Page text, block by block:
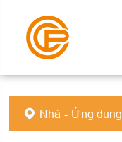
Nhà Ứng dụng